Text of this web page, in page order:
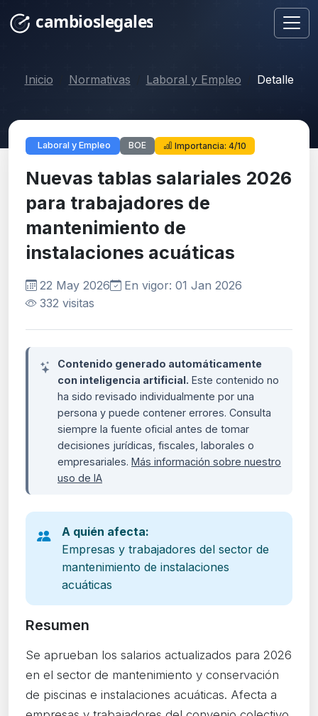
Inicio Normativas Laboral y Empleo Detalle
Laboral y Empleo BOE Importancia: 4/10
Nuevas tablas salariales 2026
para trabajadores de
mantenimiento de
instalaciones acuáticas
22 May 2026
En vigor: 01 Jan 2026
332 visitas
Contenido generado automáticamente
con inteligencia artificial. Este contenido no
ha sido revisado individualmente por una
persona y puede contener errores. Consulta
siempre la fuente oficial antes de tomar
decisiones jurídicas, fiscales, laborales o
empresariales. Más información sobre nuestro
uso de IA
A quién afecta:
Empresas y trabajadores del sector de
mantenimiento de instalaciones
acuáticas
Resumen
Se aprueban los salarios actualizados para 2026
en el sector de mantenimiento y conservación
de piscinas e instalaciones acuáticas. Afecta a